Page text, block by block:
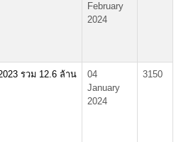
February
2024
รวม 12.6 ล้าน
04
January
2024
3150